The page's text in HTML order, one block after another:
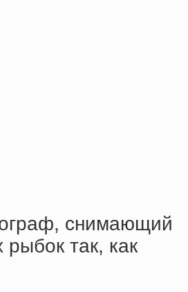
снимающий
так, как